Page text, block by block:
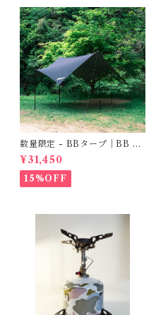
数量限定 - BBタープ｜BB Ta
rp
¥31,450
15%OFF